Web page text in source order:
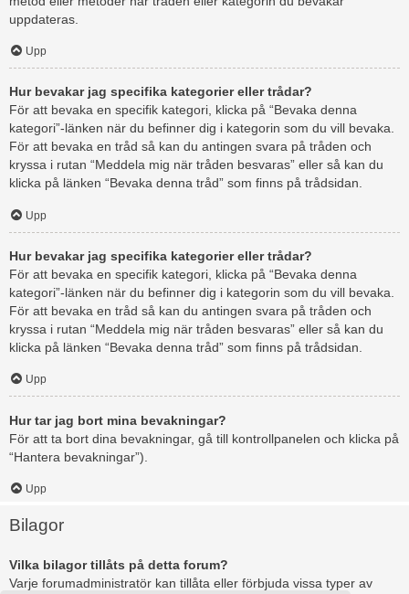
uppdateras.
Upp
Hur bevakar jag specifika kategorier eller trådar?
För att bevaka en specifik kategori, klicka på “Bevaka denna
kategori”-länken när du befinner dig i kategorin som du vill bevaka.
För att bevaka en tråd så kan du antingen svara på tråden och
kryssa i rutan “Meddela mig när tråden besvaras” eller så kan du
klicka på länken “Bevaka denna tråd” som finns på trådsidan.
Upp
Hur bevakar jag specifika kategorier eller trådar?
För att bevaka en specifik kategori, klicka på “Bevaka denna
kategori”-länken när du befinner dig i kategorin som du vill bevaka.
För att bevaka en tråd så kan du antingen svara på tråden och
kryssa i rutan “Meddela mig när tråden besvaras” eller så kan du
klicka på länken “Bevaka denna tråd” som finns på trådsidan.
Upp
Hur tar jag bort mina bevakningar?
För att ta bort dina bevakningar, gå till kontrollpanelen och klicka på
“Hantera bevakningar”).
Upp
Bilagor
Vilka bilagor tillåts på detta forum?
Varje forumadministratör kan tillåta eller förbjuda vissa typer av